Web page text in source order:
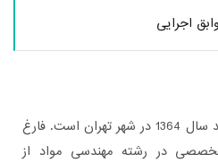
اجرایی
دکتر عباس صباحی نمینی متولد سال 1364 در شهر تهران است. فارغ
در رشته مهندسی مواد از